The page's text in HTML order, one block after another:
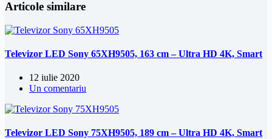
Articole similare
Televizor LED Sony 65XH9505, 163 cm – Ultra HD 4K, Smart
12 iulie 2020
Un comentariu
Televizor LED Sony 75XH9505, 189 cm – Ultra HD 4K, Smart